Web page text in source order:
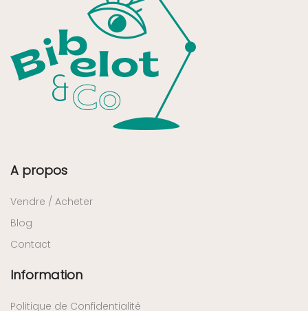
A propos
Vendre / Acheter
Blog
Contact
Information
Politique de Confidentialité